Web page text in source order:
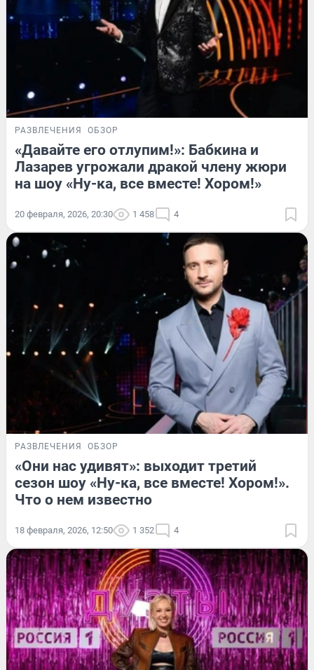
РАЗВЛЕЧЕНИЯ ОБЗОР
«Давайте его отлупим!»: Бабкина и
Лазарев угрожали дракой члену жюри
на шоу «Ну-ка, все вместе! Хором!»
20 февраля, 2026, 20:30 1 458 4
РАЗВЛЕЧЕНИЯ ОБЗОР
«Они нас удивят»: выходит третий
сезон шоу «Ну-ка, все вместе! Хором!».
Что о нем известно
18 февраля, 2026, 12:50 1 352 4